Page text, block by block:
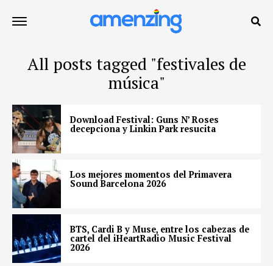
All posts tagged "festivales de
música"
Download Festival: Guns N’ Roses
decepciona y Linkin Park resucita
Los mejores momentos del Primavera
Sound Barcelona 2026
BTS, Cardi B y Muse, entre los cabezas de
cartel del iHeartRadio Music Festival
2026